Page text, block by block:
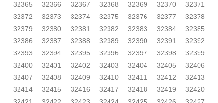
32365
32366 32367 32368 32369 32370
32371
32372
32373 32374 32375 32376 32377
32378
32379
32380 32381 32382 32383 32384
32385
32386
32387 32388 32389 32390 32391
32392
32393
32394 32395 32396 32397 32398
32399
32400
32401 32402 32403 32404 32405
32406
32407
32408 32409 32410 32411 32412
32413
32414
32415 32416 32417 32418 32419
32420